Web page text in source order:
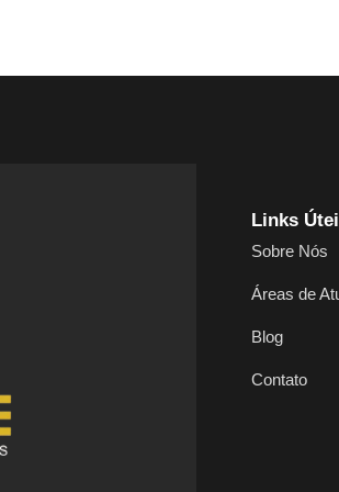
Links
Sobre Nós
Áreas de
Blog
Contato